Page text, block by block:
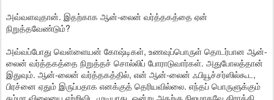
அவ்வளவுதான். இதற்காக ஆன்-லைன் வர்த்தகத்தை ஏன்
நிறுத்தவேண்டும்?
அவ்வப்போது வெள்ளையன் கோஷ்டிகள், உணவுப்பொருள் தொடர்பான ஆன்-
லைன் வர்த்தகத்தை நிறுத்தச் சொல்லிப் போராடுவார்கள். அதுபோலத்தான்
இதுவும். ஆன்-லைன் வர்த்தகத்தில், என் ஆன்-லைன் ஃபியூச்சர்ஸில்கூட,
பிரச்னை ஏதும் இருப்பதாக எனக்குத் தெரியவில்லை. எந்தப் பொருளுக்கும்
சும்மா விலையை ஏற்றிவிட முடியாது. ஒன்று அதற்கு நிஜமாகவே கிராக்கி